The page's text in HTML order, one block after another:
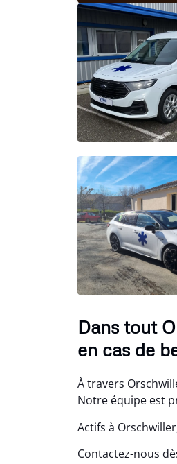
Dans tout
en cas de
À travers
Notre équipe est
Actifs à
Contactez-nous